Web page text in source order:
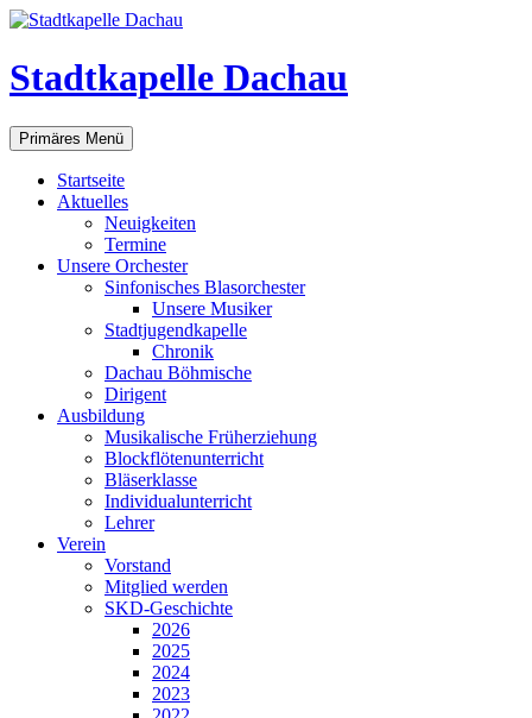
Zum
springen
Stadtkapelle Dachau
Suchen
Primäres Menü
Startseite
Aktuelles
Neuigkeiten
Termine
Unsere Orchester
Sinfonisches Blasorchester
Unsere Musiker
Stadtjugendkapelle
Chronik
Dachau Böhmische
Dirigent
Ausbildung
Musikalische Früherziehung
Blockflötenunterricht
Bläserklasse
Individual­unterricht
Lehrer
Verein
Vorstand
Mitglied werden
SKD-Geschichte
2026
2025
2024
2023